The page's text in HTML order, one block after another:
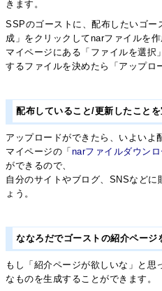
きます。
SSPのゴーストに、配布したいゴ
成」をクリックしてnarファイルを作
マイページにある「ファイルを選択
するファイルを決めたら「アップロ
配布していること/更新したこと
アップロードができたら、いよいよ
マイページの「narファイルダウンロ
ができるので、
自分のサイトやブログ、SNSなど
ょう。
ななろだでゴーストの紹介ペー
もし「紹介ページが欲しいな」と思
なものを生成することができます。